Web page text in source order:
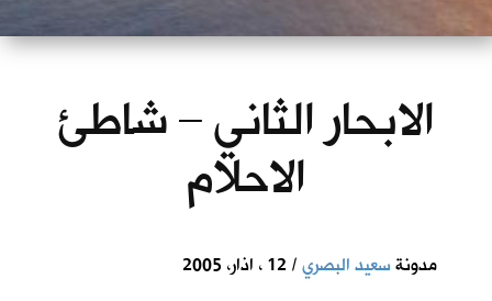
الابحار الثاني – شاطئ
الاحلام
مدونةسعيد البصري/ 12 ، اذار، 2005